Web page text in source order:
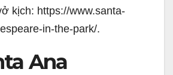
kịch: https://www.santa-
in-the-park/.
Ana